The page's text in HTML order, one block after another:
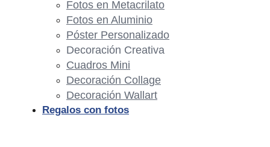
Fotos en Metacrilato
Fotos en Aluminio
Póster Personalizado
Decoración Creativa
Cuadros Mini
Decoración Collage
Decoración Wallart
Regalos con fotos